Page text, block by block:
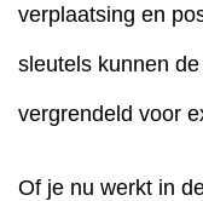
verplaatsing en
sleutels kunnen
vergrendeld voor
Of je nu werkt in